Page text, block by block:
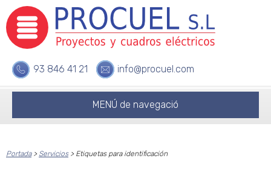
93 846 41 21 info@procuel.com
MENÚ de navegació
Portada> Servicios> Etiquetas para identificación